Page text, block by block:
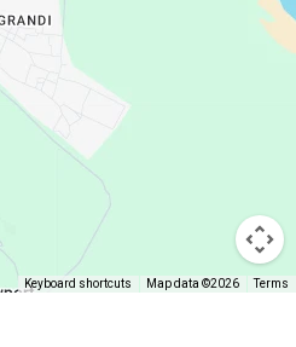
Keyboard shortcuts Map data ©2026 Terms